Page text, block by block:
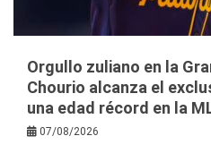
Orgullo zuliano en la
Chourio alcanza el
una edad récord en la
07/08/2026